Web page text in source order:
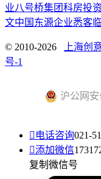
业八号桥集团科房投资
文中国 东源企业悉客
© 2010-2026 上海创
号-1
沪公网安
 电话咨询021-
添加微信
复制微信号